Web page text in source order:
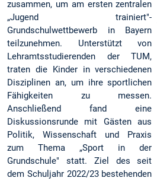
zusammen, um am ersten zentralen
„Jugend trainiert"-
Grundschulwettbewerb in Bayern
teilzunehmen. Unterstützt von
Lehramtsstudierenden der TUM,
traten die Kinder in verschiedenen
Disziplinen an, um ihre sportlichen
Fähigkeiten zu messen.
Anschließend fand eine
Diskussionsrunde mit Gästen aus
Politik, Wissenschaft und Praxis
zum Thema „Sport in der
Grundschule" statt. Ziel des seit
dem Schuljahr 2022/23 bestehenden